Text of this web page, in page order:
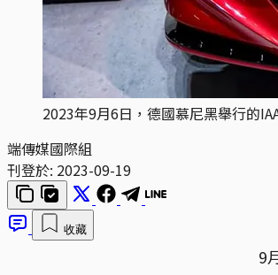
2023年9月6日，德國慕尼黑舉行的
端傳媒國際組
刊登於: 2023-09-19
收藏
9